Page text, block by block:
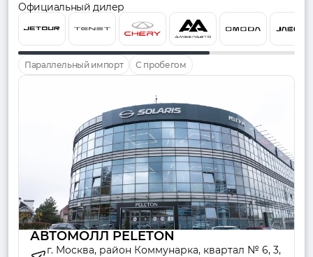
Официальный дилер
Параллельный импорт С пробегом
АВТОМОЛЛ PELETON
г. Москва, район Коммунарка, квартал № 6, 3,